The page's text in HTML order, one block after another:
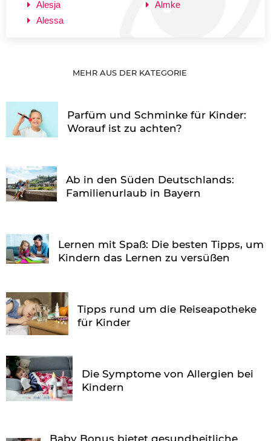
Alesja
Alessa
Almke
MEHR AUS DER KATEGORIE
Parfüm und Schminke für Kinder:
Worauf ist zu achten?
Ab in den Süden Deutschlands:
Familienurlaub in Bayern
Lernen mit Spaß: Die besten Tipps, um
Kindern das Lernen zu versüßen
Tipps rund um die Reiseapotheke
für Kinder
Die Symptome von Allergien bei
Kindern
Baby Bonus bietet gesundheitliche